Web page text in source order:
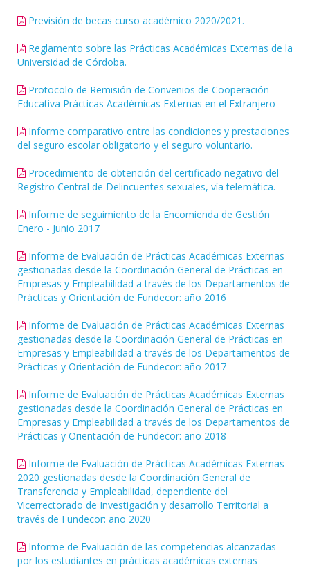
Previsión de becas curso académico 2020/2021.
Reglamento sobre las Prácticas Académicas Externas de la
Universidad de Córdoba.
Protocolo de Remisión de Convenios de Cooperación
Educativa Prácticas Académicas Externas en el Extranjero
Informe comparativo entre las condiciones y prestaciones
del seguro escolar obligatorio y el seguro voluntario.
Procedimiento de obtención del certificado negativo del
Registro Central de Delincuentes sexuales, vía telemática.
Informe de seguimiento de la Encomienda de Gestión
Enero - Junio 2017
Informe de Evaluación de Prácticas Académicas Externas
gestionadas desde la Coordinación General de Prácticas en
Empresas y Empleabilidad a través de los Departamentos de
Prácticas y Orientación de Fundecor: año 2016
Informe de Evaluación de Prácticas Académicas Externas
gestionadas desde la Coordinación General de Prácticas en
Empresas y Empleabilidad a través de los Departamentos de
Prácticas y Orientación de Fundecor: año 2017
Informe de Evaluación de Prácticas Académicas Externas
gestionadas desde la Coordinación General de Prácticas en
Empresas y Empleabilidad a través de los Departamentos de
Prácticas y Orientación de Fundecor: año 2018
Informe de Evaluación de Prácticas Académicas Externas
2020 gestionadas desde la Coordinación General de
Transferencia y Empleabilidad, dependiente del
Vicerrectorado de Investigación y desarrollo Territorial a
través de Fundecor: año 2020
Informe de Evaluación de las competencias alcanzadas
por los estudiantes en prácticas académicas externas